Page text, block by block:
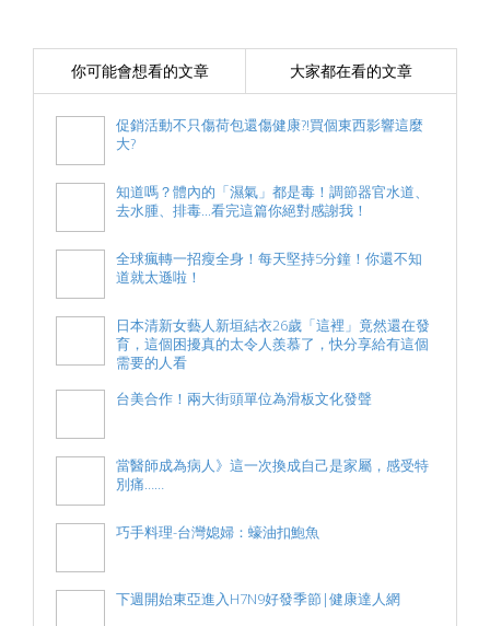
你可能會想看的文章 大家都在看的文章
促銷活動不只傷荷包還傷健康?!買個東西影響這麼
大?
知道嗎？體內的「濕氣」都是毒！調節器官水道、
去水腫、排毒...看完這篇你絕對感謝我！
全球瘋轉一招瘦全身！每天堅持5分鐘！你還不知
道就太遜啦！
日本清新女藝人新垣結衣26歲「這裡」竟然還在發
育，這個困擾真的太令人羨慕了，快分享給有這個
需要的人看
台美合作！兩大街頭單位為滑板文化發聲
當醫師成為病人》這一次換成自己是家屬，感受特
別痛……
巧手料理-台灣媳婦：蠔油扣鮑魚
下週開始東亞進入H7N9好發季節|健康達人網